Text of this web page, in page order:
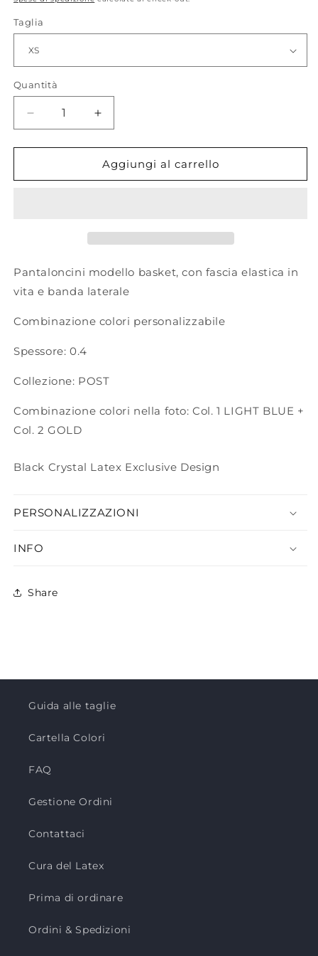
Taglia
Quantità
Quantità
Diminuisci
quantità
per
Shorts
Aumenta
quantità
per
PLUTO_
Shorts
Aggiungi al carrello
Pantaloncini modello basket, con fascia elastica in
vita e banda laterale
Combinazione colori personalizzabile
Spessore: 0.4
Collezione: POST
Combinazione colori nella foto: Col. 1 LIGHT BLUE +
Col. 2 GOLD
Black Crystal Latex Exclusive Design
PERSONALIZZAZIONI
INFO
Share
Guida alle taglie
Cartella Colori
FAQ
Gestione Ordini
Contattaci
Cura del Latex
Prima di ordinare
Ordini & Spedizioni